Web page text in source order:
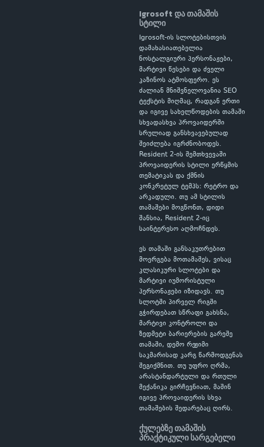
Igrosoft და თამაშის
სტილი
Igrosoft-ის სლოტებისთვის
დამახასიათებელია
ნოსტალგიური პერსონაჟები,
მარტივი წესები და ძველი
კაზინოს ატმოსფერო. ეს
ძალიან მნიშვნელოვანია SEO
ტექსტის მიღმაც, რადგან ერთი
და იგივე სახელწოდების თამაში
სხვადასხვა პროვაიდერში
სრულიად განსხვავებულად
შეიძლება იგრძნობოდეს.
Resident 2-ის შემთხვევაში
პროვაიდერის სტილი ერწყმის
თემატიკას და ქმნის
კონკრეტულ ტემპს: რეტრო და
არკადული. თუ ამ სტილის
თამაშები მოგწონთ, დიდი
შანსია, Resident 2-იც
საინტერესო აღმოჩნდეს.
ეს თამაში განსაკუთრებით
მოერგება მოთამაშეს, ვისაც
კლასიკური სლოტები და
მარტივი იუმორისტული
პერსონაჟები იზიდავს. თუ
სლოტში პირველ რიგში
გჭირდებათ სწრაფი გახსნა,
მარტივი კონტროლი და
ზედმეტი ბარიერების გარეშე
თამაში, დემო რეჟიმი
საკმარისად კარგ წარმოდგენას
შეგიქმნით. თუ უფრო ღრმა,
არასტანდარტული და რთული
მექანიკა გირჩევნიათ, მაშინ
იგივე პროვაიდერის სხვა
თამაშების შედარებაც ღირს.
ქულებზე თამაშის
პრაქტიკული სარგებელი